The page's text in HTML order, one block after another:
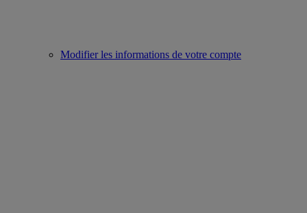
Modifier les informations de votre compte